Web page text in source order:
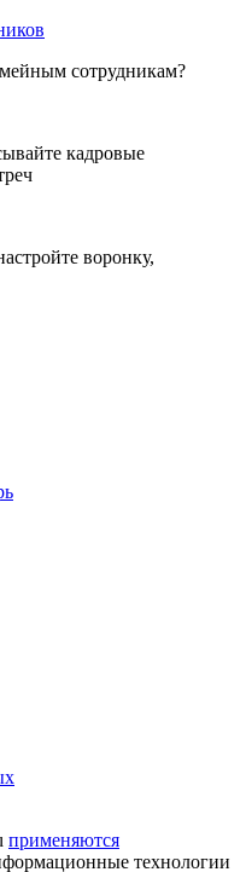
сотрудникам?
кадровые
воронку,
применяются
технологии